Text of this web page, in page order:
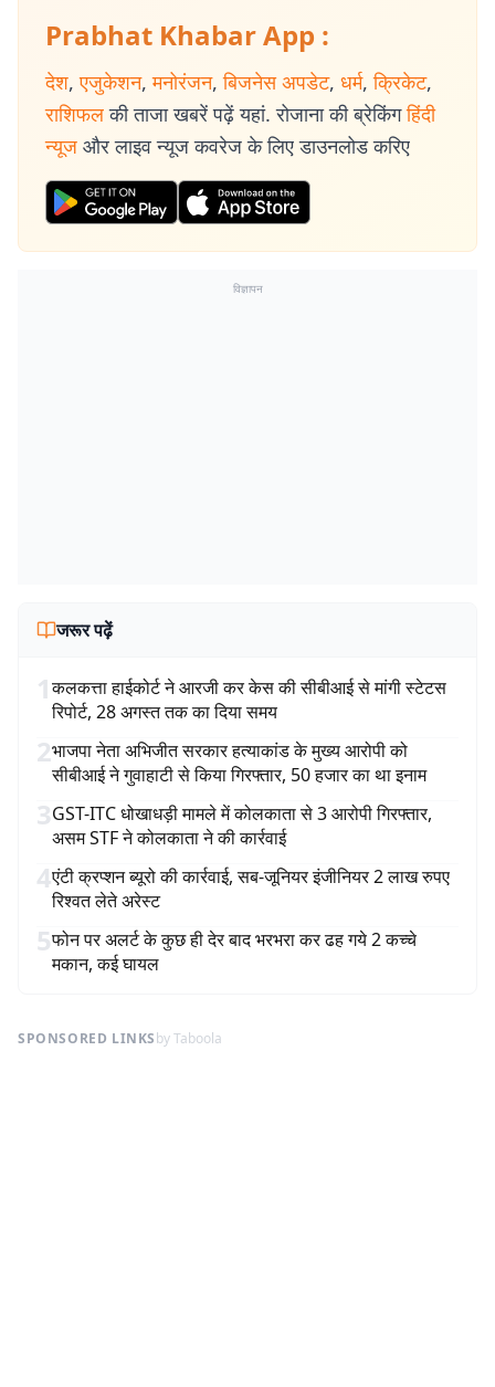
Prabhat Khabar App :
देश, एजुकेशन, मनोरंजन, बिजनेस अपडेट, धर्म, क्रिकेट,
राशिफल की ताजा खबरें पढ़ें यहां. रोजाना की ब्रेकिंग हिंदी
न्यूज और लाइव न्यूज कवरेज के लिए डाउनलोड करिए
विज्ञापन
जरूर पढ़ें
1कलकत्ता हाईकोर्ट ने आरजी कर केस की सीबीआई से मांगी स्टेटस
रिपोर्ट, 28 अगस्त तक का दिया समय
2भाजपा नेता अभिजीत सरकार हत्याकांड के मुख्य आरोपी को
सीबीआई ने गुवाहाटी से किया गिरफ्तार, 50 हजार का था इनाम
3GST-ITC धोखाधड़ी मामले में कोलकाता से 3 आरोपी गिरफ्तार,
असम STF ने कोलकाता ने की कार्रवाई
4एंटी क्रप्शन ब्यूरो की कार्रवाई, सब-जूनियर इंजीनियर 2 लाख रुपए
रिश्वत लेते अरेस्ट
5फोन पर अलर्ट के कुछ ही देर बाद भरभरा कर ढह गये 2 कच्चे
मकान, कई घायल
SPONSORED LINKSby Taboola